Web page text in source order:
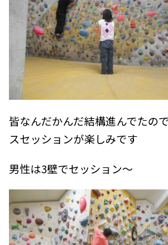
皆なんだかんだ結構進んでたの
スセッションが楽しみです
男性は3壁でセッション～